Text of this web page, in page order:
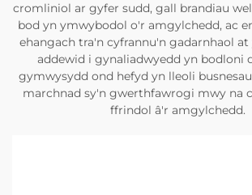
cromliniol ar gyfer sudd, gall brandiau
bod yn ymwybodol o'r amgylchedd, ac
ehangach tra'n cyfrannu'n gadarnhaol at
addewid i gynaliadwyedd yn bodloni
gymwysydd ond hefyd yn lleoli
marchnad sy'n gwerthfawrogi mwy na
ffrindol â'r amgylchedd.